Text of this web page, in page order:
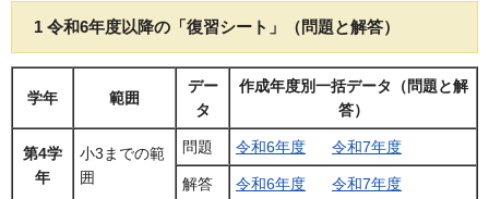
1 令和6年度以降の「復習シート」（問題と解答）
学年 範囲
デー
タ
作成年度別一括データ（問題と解
答）
第4学
年
小3までの範
囲
問題 令和6年度 令和7年度
解答 令和6年度 令和7年度